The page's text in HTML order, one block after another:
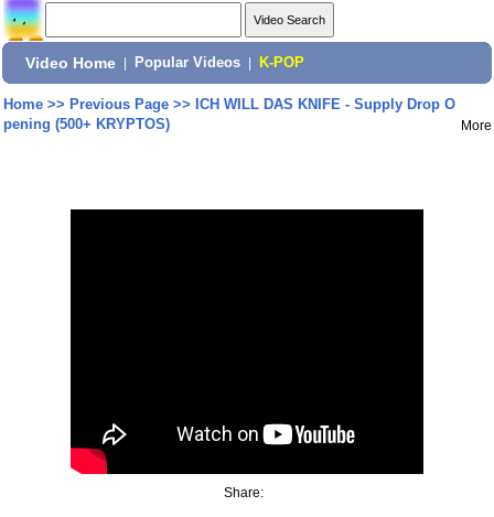
Video Home Popular Videos K-POP
Home>> Previous Page>> ICH WILL DAS KNIFE - Supply Drop O
pening (500+ KRYPTOS)
More
Share: